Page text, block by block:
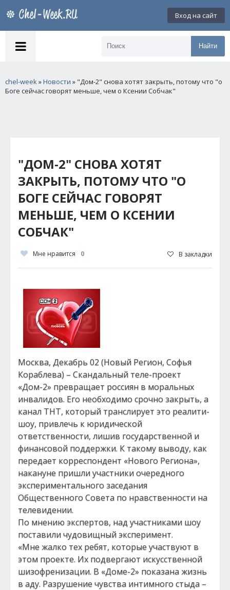
Вход на сайт
Найти
chel-week»Новости » "Дом-2" снова хотят закрыть, потому что "о
Боге сейчас говорят меньше, чем о Ксении Собчак"
"ДОМ-2" СНОВА ХОТЯТ
ЗАКРЫТЬ, ПОТОМУ ЧТО "О
БОГЕ СЕЙЧАС ГОВОРЯТ
МЕНЬШЕ, ЧЕМ О КСЕНИИ
СОБЧАК"
Мне нравится 0 В закладки
Москва, Декабрь 02 (Новый Регион, Софья
Кораблева) – Скандальный теле-проект
«Дом-2» превращает россиян в моральных
инвалидов. Его необходимо срочно закрыть, а
канал ТНТ, который транслирует это реалити-
шоу, привлечь к юридической
ответственности, лишив государственной и
финансовой поддержки. К такому выводу, как
передает корреспондент «Нового Региона»,
накануне пришли участники очередного
экспериментального заседания
Общественного Совета по нравственности на
телевидении.
По мнению экспертов, над участниками шоу
поставили чудовищный эксперимент.
«Мне жалко тех ребят, которые участвуют в
этом проекте. Их подвергают искусственной
шизофренизации. В «Доме-2» показана жизнь
в аду. Разрушение чувства интимного стыда –